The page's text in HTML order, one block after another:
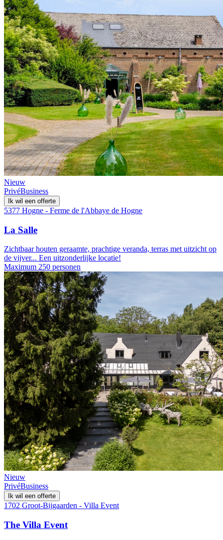
Nieuw
PrivéBusiness
Ik wil een offerte
5377 Hogne - Ferme de l'Abbaye de Hogne
La Salle
Zichtbaar houten geraamte, prachtige veranda, terras met uitzicht op
de vijver... Een uitzonderlijke locatie!
Maximum 250 personen
Nieuw
PrivéBusiness
Ik wil een offerte
1702 Groot-Bijgaarden - Villa Event
The Villa Event